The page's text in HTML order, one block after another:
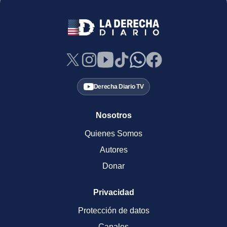
Derecha Diario TV
Nosotros
Quienes Somos
Autores
Donar
Privacidad
Protección de datos